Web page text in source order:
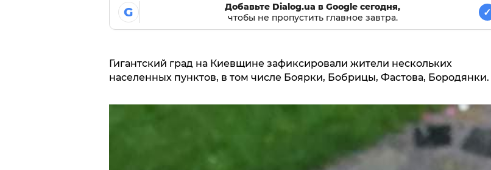
G
Добавьте Dialog.ua в Google сегодня,
чтобы не пропустить главное завтра.
✓
Гигантский град на Киевщине зафиксировали жители нескольких
населенных пунктов, в том числе Боярки, Бобрицы, Фастова, Бородянки.